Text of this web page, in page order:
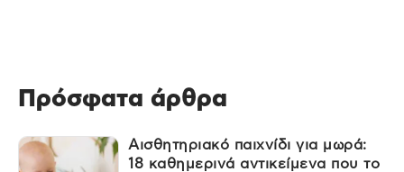
Πρόσφατα άρθρα
Αισθητηριακό παιχνίδι για μωρά:
18 καθημερινά αντικείμενα που το